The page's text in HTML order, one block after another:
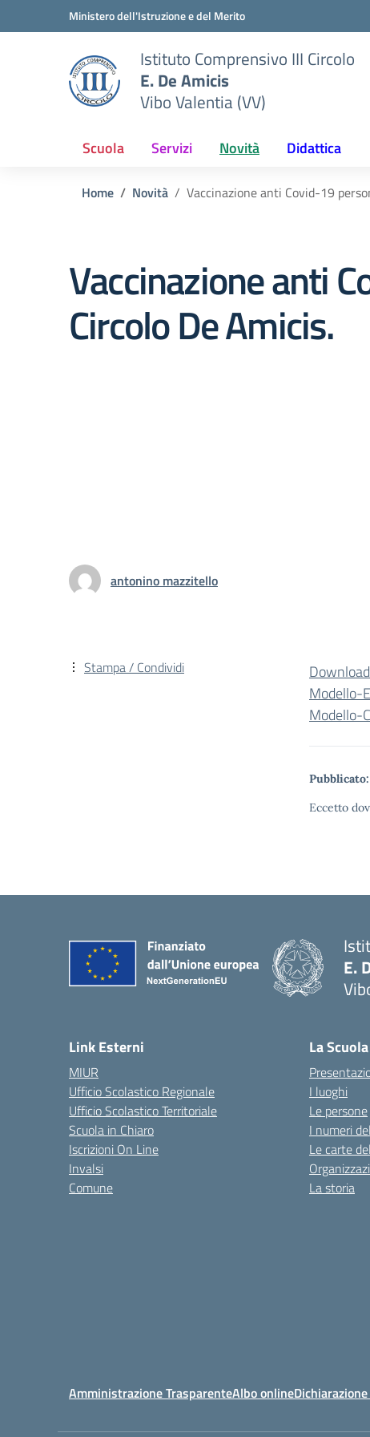
Vai ai contenuti
Vai al menu di navigazioneMinistero dell'Istruzione e del Merito
Istituto Comprensivo III Circolo
E. De Amicis
Vibo Valentia (VV)
Scuola Servizi Novità Didattica
Home Novità Vaccinazione anti Covid-19
Vaccinazione anti
Circolo De Amicis.
antonino mazzitello
Download
Modello-
Modello-
Pubblicato:
Eccetto
Stampa / Condividi
E.
Link Esterni
MIUR
Ufficio Scolastico Regionale
Ufficio Scolastico Territoriale
Scuola in Chiaro
Iscrizioni On Line
Invalsi
Comune
La Scuola
I luoghi
Le persone
I numeri
Le carte
La storia
Amministrazione TrasparenteAlbo online